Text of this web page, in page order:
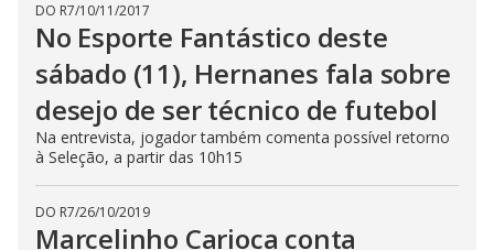
DO R7/10/11/2017
No Esporte Fantástico deste
sábado (11), Hernanes fala sobre
desejo de ser técnico de futebol
Na entrevista, jogador também comenta possível retorno
à Seleção, a partir das 10h15
DO R7/26/10/2019
Marcelinho Carioca conta